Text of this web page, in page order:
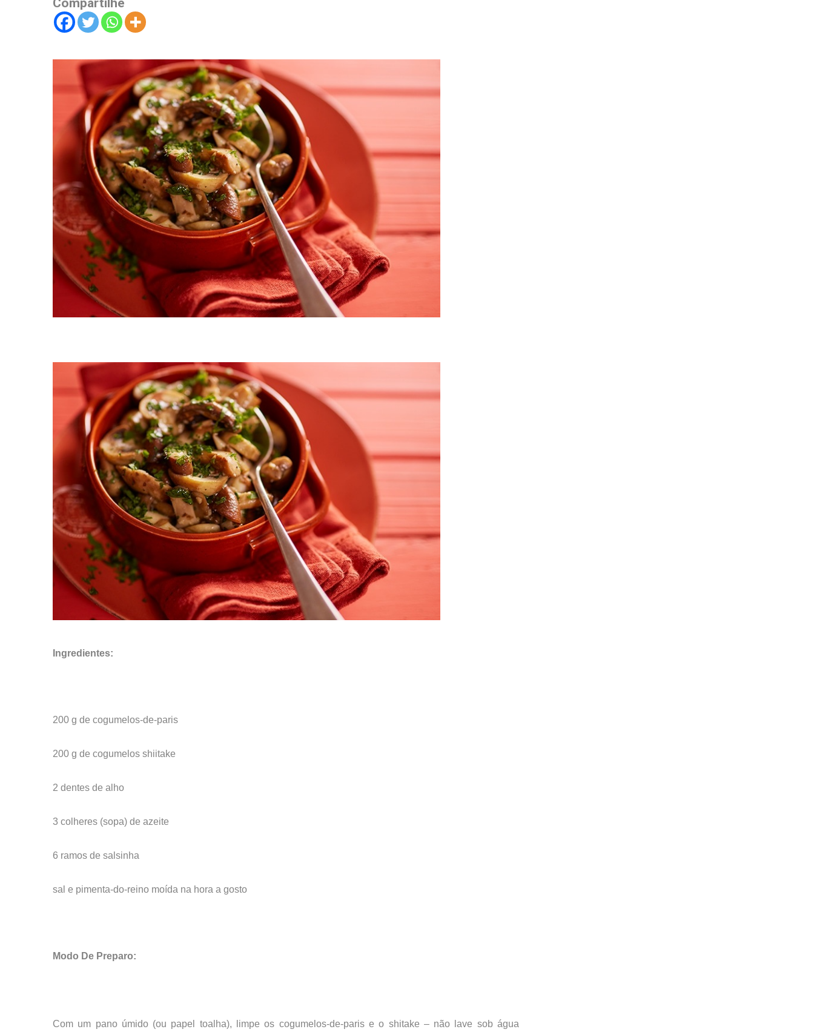
Compartilhe
Ingredientes:
200 g de cogumelos-de-paris
200 g de cogumelos shiitake
2 dentes de alho
3 colheres (sopa) de azeite
6 ramos de salsinha
sal e pimenta-do-reino moída na hora a gosto
Modo De Preparo:
Com um pano úmido (ou papel toalha), limpe os cogumelos-de-paris e o shitake – não lave sob água